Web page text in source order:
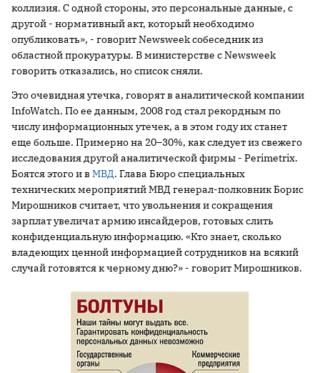
коллизия. С одной стороны, это персональные данные, с
другой - нормативный акт, который необходимо
опубликовать», - говорит Newsweek собеседник из
областной прокуратуры. В министерстве с Newsweek
говорить отказались, но список сняли.
Это очевидная утечка, говорят в аналитической компании
InfoWatch. По ее данным, 2008 год стал рекордным по
числу информационных утечек, а в этом году их станет
еще больше. Примерно на 20–30%, как следует из свежего
исследования другой аналитической фирмы - Perimetrix.
Боятся этого и в МВД. Глава Бюро специальных
технических мероприятий МВД генерал-полковник Борис
Мирошников считает, что увольнения и сокращения
зарплат увеличат армию инсайдеров, готовых слить
конфиденциальную информацию. «Кто знает, сколько
владеющих ценной информацией сотрудников на всякий
случай готовятся к черному дню?» - говорит Мирошников.